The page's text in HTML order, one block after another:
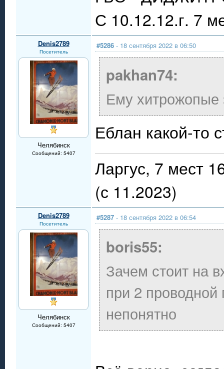
С 10.12.12.г. 7
Denis2789
Посетитель
Челябинск
Сообщений: 5407
#5286 - 18 сентября 2022 в 06:50
pakhan74:
Ему хитрожопые
Еблан какой-то
Ларгус, 7 мест
(с 11.2023)
Denis2789
Посетитель
Челябинск
Сообщений: 5407
#5287 - 18 сентября 2022 в 06:54
boris55:
Зачем стоит на
при 2
непонятно